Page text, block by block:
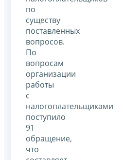
по
существу
поставленных
вопросов.
По
вопросам
организации
работы
с
налогоплательщиками
поступило
91
обращение,
что